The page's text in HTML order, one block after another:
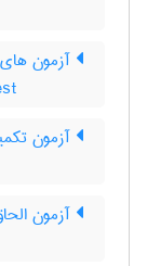
آزمون
آزمون
آزمون